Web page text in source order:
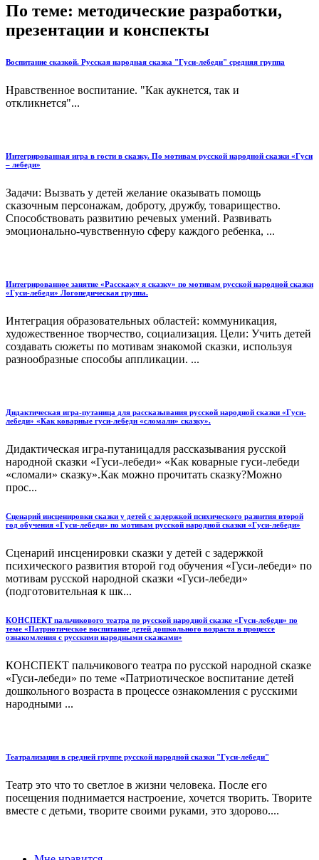
По теме: методические разработки,
презентации и конспекты
Воспитание сказкой. Русская народная сказка "Гуси-лебеди" средняя группа
Нравственное воспитание. "Как аукнется, так и
откликнется"...
Интегрированная игра в гости в сказку. По мотивам русской народной сказки «Гуси
– лебеди»
Задачи: Вызвать у детей желание оказывать помощь
сказочным персонажам, доброту, дружбу, товарищество.
Способствовать развитию речевых умений. Развивать
эмоционально-чувственную сферу каждого ребенка, ...
Интегрированное занятие «Расскажу я сказку» по мотивам русской народной сказки
«Гуси-лебеди» Логопедическая группа.
Интеграция образовательных областей: коммуникация,
художественное творчество, социализация. Цели: Учить детей
создавать сюжеты по мотивам знакомой сказки, используя
разнообразные способы аппликации. ...
Дидактическая игра-путаница для рассказывания русской народной сказки «Гуси-
лебеди» «Как коварные гуси-лебеди «сломали» сказку».
Дидактическая игра-путаницадля рассказывания русской
народной сказки «Гуси-лебеди» «Как коварные гуси-лебеди
«сломали» сказку».Как можно прочитать сказку?Можно
прос...
Сценарий инсценировки сказки у детей с задержкой психического развития второй
год обучения «Гуси-лебеди» по мотивам русской народной сказки «Гуси-лебеди»
Сценарий инсценировки сказки у детей с задержкой
психического развития второй год обучения «Гуси-лебеди» по
мотивам русской народной сказки «Гуси-лебеди»
(подготовительная к шк...
КОНСПЕКТ пальчикового театра по русской народной сказке «Гуси-лебеди» по
теме «Патриотическое воспитание детей дошкольного возраста в процессе
ознакомления с русскими народными сказками»
КОНСПЕКТ пальчикового театра по русской народной сказке
«Гуси-лебеди» по теме «Патриотическое воспитание детей
дошкольного возраста в процессе ознакомления с русскими
народными ...
Театрализация в средней группе русской народной сказки "Гуси-лебеди"
Театр это что то светлое в жизни человека. После его
посещения поднимается настроение, хочется творить. Творите
вместе с детьми, творите своими руками, это здорово....